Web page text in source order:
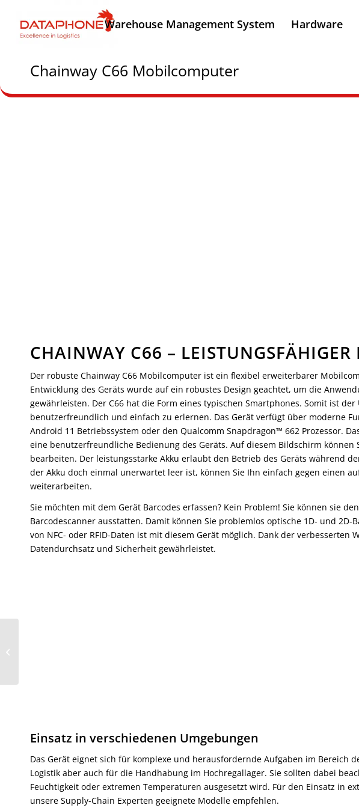
Warehouse Management System Hardware
Chainway C66 Mobilcomputer
CHAINWAY C66 –
Der robuste Chainway C66 Mobilcomputer ist ein flexibel erweiterbarer
Entwicklung des Geräts wurde auf ein robustes Design geachtet, um die
gewährleisten. Der C66 hat die Form eines typischen Smartphones. Somit ist
benutzerfreundlich und einfach zu erlernen. Das Gerät verfügt über moderne
Android 11 Betriebssystem oder den Qualcomm Snapdragon™ 662 Prozessor.
eine benutzerfreundliche Bedienung des Geräts. Auf diesem Bildschirm können
bearbeiten. Der leistungsstarke Akku erlaubt den Betrieb des Geräts während
der Akku doch einmal unerwartet leer ist, können Sie Ihn einfach gegen einen
weiterarbeiten.
Sie möchten mit dem Gerät Barcodes erfassen? Kein Problem! Sie können sie
Barcodescanner ausstatten. Damit können Sie problemlos optische 1D- und 2D-
von NFC- oder RFID-Daten ist mit diesem Gerät möglich. Dank der verbesserten
Datendurchsatz und Sicherheit gewährleistet.
Einsatz in verschiedenen Umgebungen
Das Gerät eignet sich für komplexe und herausfordernde Aufgaben im Bereich
Logistik aber auch für die Handhabung im Hochregallager. Sie sollten dabei
Feuchtigkeit oder extremen Temperaturen ausgesetzt wird. Für den Einsatz in
unsere Supply-Chain Experten geeignete Modelle empfehlen.